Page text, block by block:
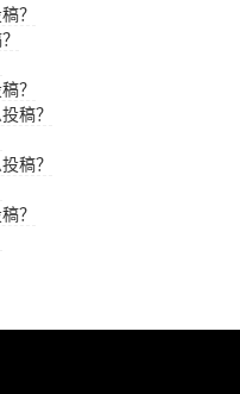
？
？
稿？
稿？
？